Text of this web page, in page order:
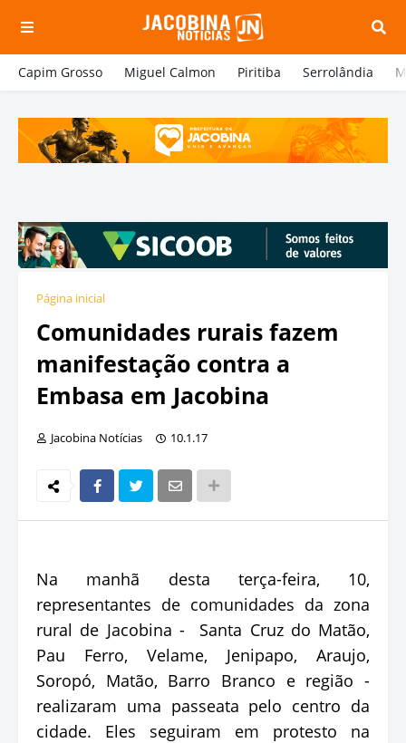
Capim Grosso Miguel Calmon Piritiba Serrolândia
Página inicial
Comunidades rurais fazem
manifestação contra a
Embasa em Jacobina
Jacobina Notícias 10.1.17
Na manhã desta terça-feira, 10,
representantes de comunidades da zona
rural de Jacobina - Santa Cruz do Matão,
Pau Ferro, Velame, Jenipapo, Araujo,
Soropó, Matão, Barro Branco e região -
realizaram uma passeata pelo centro da
cidade. Eles seguiram em protesto na